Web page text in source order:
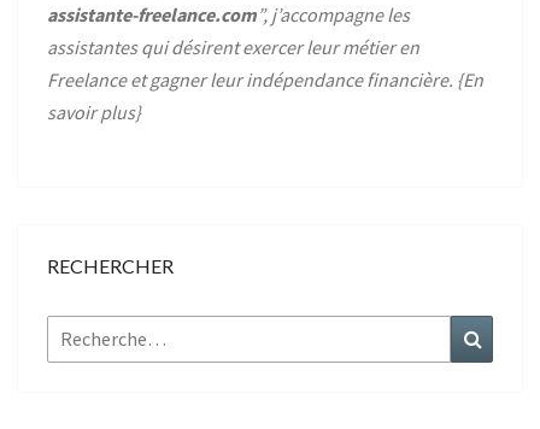
assistante-freelance.com”, j’accompagne les
assistantes qui désirent exercer leur métier en
Freelance et gagner leur indépendance financière. {En
savoir plus}
RECHERCHER
Rechercher :